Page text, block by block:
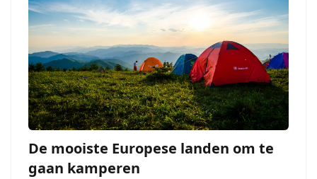
De mooiste Europese landen om te
gaan kamperen